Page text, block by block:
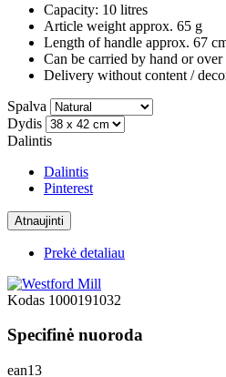
Capacity: 10 litres
Article weight approx. 65 g
Length of handle approx. 67
Can be carried by hand or over
Delivery without content /
Spalva
Dydis
Dalintis
Dalintis
Pinterest
Prekė detaliau
Kodas 1000191032
Specifinė nuoroda
ean13